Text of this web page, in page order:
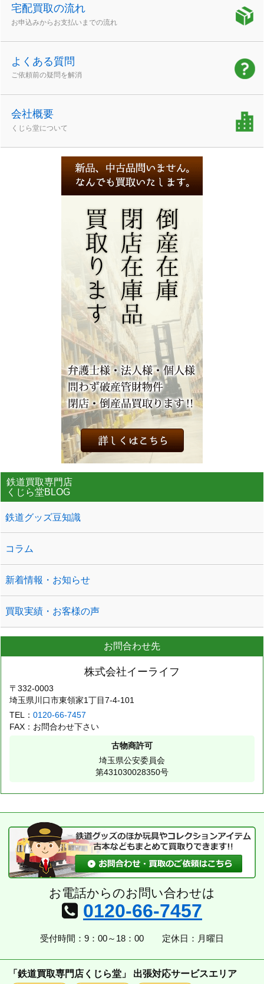
宅配買取の流れ
お申込みからお支払いまでの流れ
よくある質問
ご依頼前の疑問を解消
会社概要
くじら堂について
鉄道買取専門店
くじら堂BLOG
鉄道グッズ豆知識
コラム
新着情報・お知らせ
買取実績・お客様の声
お問合わせ先
株式会社イーライフ
〒332-0003
埼玉県川口市東領家1丁目7-4-101
TEL：0120-66-7457
FAX：お問合わせ下さい
古物商許可
埼玉県公安委員会
第431030028350号
お電話からのお問い合わせは
0120-66-7457
受付時間：9：00～18：00 定休日：月曜日
「鉄道買取専門店くじら堂」 出張対応サービスエリア